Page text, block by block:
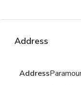
Address
Address